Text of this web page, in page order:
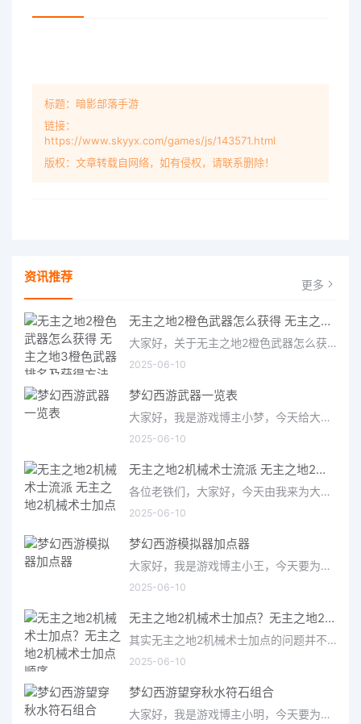
标题：暗影部落手游
链接：
https://www.skyyx.com/games/js/143571.html
版权：文章转载自网络，如有侵权，请联系删除！
资讯推荐 更多
无主之地2橙色武器怎么获得 无主之地3橙色武器排名及获得方法
大家好，关于无主之地2橙色武器怎么获得很多朋友都还不太明白，今天小编就来为大家分享关于无主之地3橙色武器排
2025-06-10
梦幻西游武器一览表
大家好，我是游戏博主小梦，今天给大家带来的是梦幻西游武器一览表。作为一款经典的国产MMORPG游戏，梦幻西游拥有
2025-06-10
无主之地2机械术士流派 无主之地2机械术士加点
各位老铁们，大家好，今天由我来为大家分享无主之地2机械术士流派，以及无主之地2机械术士加点的相关问题知识，希望
2025-06-10
梦幻西游模拟器加点器
大家好，我是游戏博主小王，今天要为大家介绍的是备受玩家关注的梦幻西游模拟器加点器。作为一款经典的仙侠类游
2025-06-10
无主之地2机械术士加点？无主之地2机械术士加点顺序
其实无主之地2机械术士加点的问题并不复杂，但是又很多的朋友都不太了解无主之地2机械术士加点顺序，因此呢，今天
2025-06-10
梦幻西游望穿秋水符石组合
大家好，我是游戏博主小明，今天要为大家介绍的是梦幻西游中备受关注的望穿秋水符石组合。这个组合在游戏中被称